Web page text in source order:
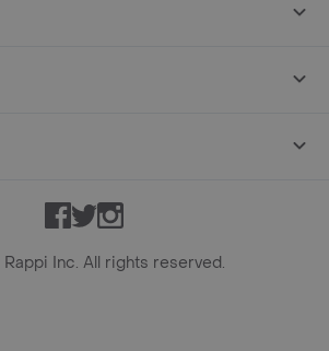
Facebook
TwitterInstagram
Rappi Inc. All rights reserved.